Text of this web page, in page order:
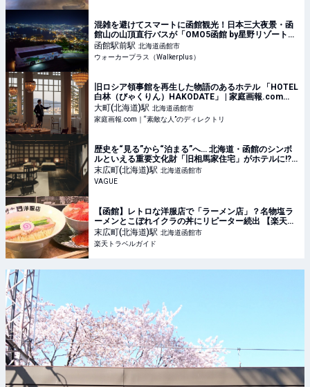
混雑を避けてスマートに函館観光！日本三大夜景・函
館山の山頂直行バスが「OMO5函館 by星野リゾート」
で運行開始｜ウォーカープラス
函館駅前駅 北海道函館市
ウォーカープラス（Walkerplus）
旧ロシア領事館を再生した物語のあるホテル 「HOTEL
白林（びゃくりん）HAKODATE」 | 家庭画報.com
｜“素敵な人”のディレクトリ
大町(北海道)駅 北海道函館市
家庭画報.com｜“素敵な人”のディレクトリ
歴史を“見る”から“泊まる”へ… 北海道・函館のシンボ
ルといえる重要文化財「旧相馬家住宅」がホテルに!?
明治と令和、和洋折衷が交差する空間とは | VAGUE(ヴ
ァーグ)
末広町(北海道)駅 北海道函館市
VAGUE
【函館】レトロな洋服店で「ラーメン店」？名物塩ラ
ーメンとこぼれイクラの丼にリピーター続出 【楽天ト
ラベル】
末広町(北海道)駅 北海道函館市
楽天トラベルガイド